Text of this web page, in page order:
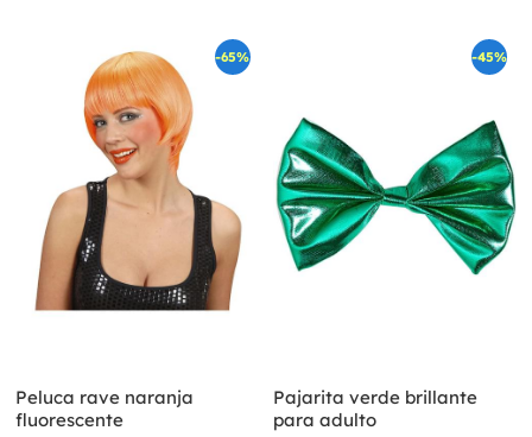
-65%
Peluca rave naranja
fluorescente
-45%
Pajarita verde brillante
para adulto